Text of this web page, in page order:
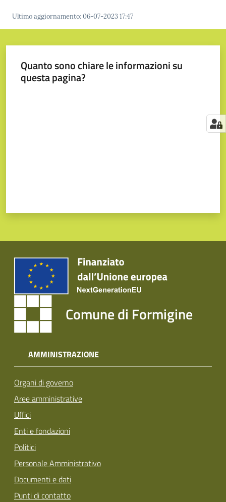
Ultimo aggiornamento:06-07-2023 17:47
Quanto sono chiare le informazioni su
questa pagina?
Comune di Formigine
AMMINISTRAZIONE
Organi di governo
Aree amministrative
Uffici
Enti e fondazioni
Politici
Personale Amministrativo
Documenti e dati
Punti di contatto